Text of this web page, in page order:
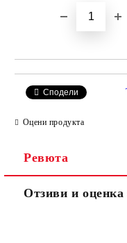
Сподели
Оцени продукта
Ревюта
Отзиви и оценка